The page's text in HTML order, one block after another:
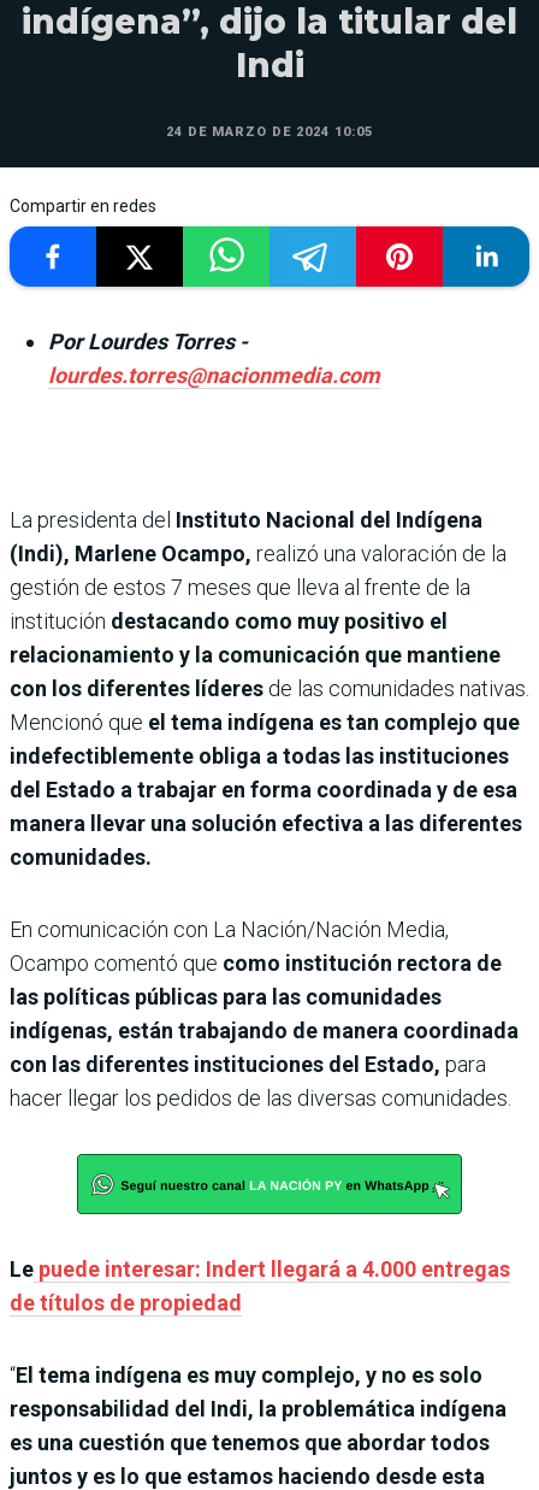
indígena”, dijo la titular del
Indi
24 DE MARZO DE 2024 10:05
Compartir en redes
Por Lourdes Torres -
lourdes.torres@nacionmedia.com
La presidenta del Instituto Nacional del Indígena
(Indi), Marlene Ocampo, realizó una valoración de la
gestión de estos 7 meses que lleva al frente de la
institución destacando como muy positivo el
relacionamiento y la comunicación que mantiene
con los diferentes líderes de las comunidades nativas.
Mencionó que el tema indígena es tan complejo que
indefectiblemente obliga a todas las instituciones
del Estado a trabajar en forma coordinada y de esa
manera llevar una solución efectiva a las diferentes
comunidades.
En comunicación con La Nación/Nación Media,
Ocampo comentó que como institución rectora de
las políticas públicas para las comunidades
indígenas, están trabajando de manera coordinada
con las diferentes instituciones del Estado, para
hacer llegar los pedidos de las diversas comunidades.
Le puede interesar: Indert llegará a 4.000 entregas
de títulos de propiedad
“El tema indígena es muy complejo, y no es solo
responsabilidad del Indi, la problemática indígena
es una cuestión que tenemos que abordar todos
juntos y es lo que estamos haciendo desde esta